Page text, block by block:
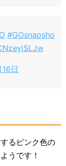
#GOsnapsho
日
るピンク色の
うです！